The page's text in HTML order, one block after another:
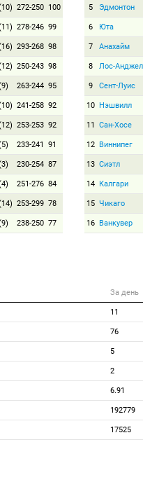
272-250 100
278-246 99
293-268 98
250-243 98
263-244 95
241-258 92
253-253 92
233-241 91
230-254 87
251-276 84
253-299 78
238-250 77
5 Эдмонтон
6 Юта
7 Анахайм
8 Лос-
9 Сент-Луис
10 Нэшвилл
11 Сан-Хосе
12 Виннипег
13 Сиэтл
14 Калгари
15 Чикаго
16 Ванкувер
За день
11
76
5
2
6.91
192779
17525